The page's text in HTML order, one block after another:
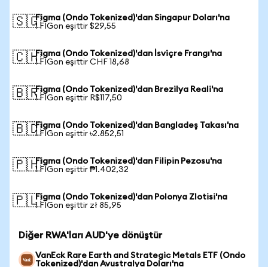
🇸🇬Figma (Ondo Tokenized)'dan Singapur Doları'na
1 FIGon eşittir $29,55
🇨🇭Figma (Ondo Tokenized)'dan İsviçre Frangı'na
1 FIGon eşittir CHF 18,68
🇧🇷Figma (Ondo Tokenized)'dan Brezilya Reali'na
1 FIGon eşittir R$117,50
🇧🇩Figma (Ondo Tokenized)'dan Bangladeş Takası'na
1 FIGon eşittir ৳2.852,51
🇵🇭Figma (Ondo Tokenized)'dan Filipin Pezosu'na
1 FIGon eşittir ₱1.402,32
🇵🇱Figma (Ondo Tokenized)'dan Polonya Zlotisi'na
1 FIGon eşittir zł 85,95
Diğer RWA'ları AUD'ye dönüştür
VanEck Rare Earth and Strategic Metals ETF (Ondo
Tokenized)'dan Avustralya Doları'na